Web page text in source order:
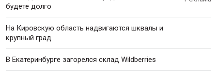
будете долго
На Кировскую область надвигаются шквалы и
крупный град
В Екатеринбурге загорелся склад Wildberries